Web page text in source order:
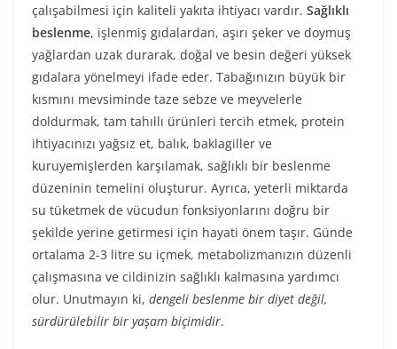
çalışabilmesi için kaliteli yakıta ihtiyacı vardır. Sağlıklı
beslenme, işlenmiş gıdalardan, aşırı şeker ve doymuş
yağlardan uzak durarak, doğal ve besin değeri yüksek
gıdalara yönelmeyi ifade eder. Tabağınızın büyük bir
kısmını mevsiminde taze sebze ve meyvelerle
doldurmak, tam tahıllı ürünleri tercih etmek, protein
ihtiyacınızı yağsız et, balık, baklagiller ve
kuruyemişlerden karşılamak, sağlıklı bir beslenme
düzeninin temelini oluşturur. Ayrıca, yeterli miktarda
su tüketmek de vücudun fonksiyonlarını doğru bir
şekilde yerine getirmesi için hayati önem taşır. Günde
ortalama 2-3 litre su içmek, metabolizmanızın düzenli
çalışmasına ve cildinizin sağlıklı kalmasına yardımcı
olur. Unutmayın ki, dengeli beslenme bir diyet değil,
sürdürülebilir bir yaşam biçimidir.